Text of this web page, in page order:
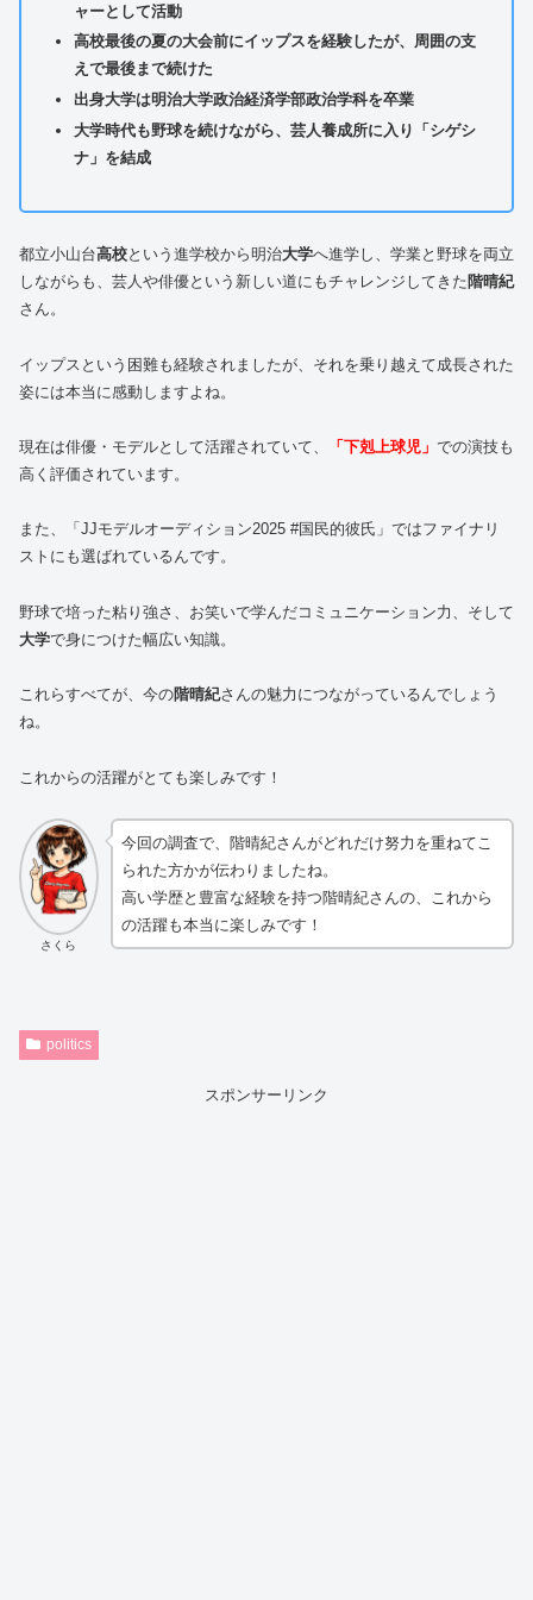
ャーとして活動
高校最後の夏の大会前にイップスを経験したが、周囲の支
えで最後まで続けた
出身大学は明治大学政治経済学部政治学科を卒業
大学時代も野球を続けながら、芸人養成所に入り「シゲシ
ナ」を結成
都立小山台高校という進学校から明治大学へ進学し、学業と野球を両立
しながらも、芸人や俳優という新しい道にもチャレンジしてきた 階晴紀
さん。
イップスという困難も経験されましたが、それを乗り越えて成長された
姿には本当に感動しますよね。
現在は俳優・モデルとして活躍されていて、 「下剋上球児」 での演技も
高く評価されています。
また、「JJモデルオーディション2025 #国民的彼氏」ではファイナリ
ストにも選ばれているんです。
野球で培った粘り強さ、お笑いで学んだコミュニケーション力、そして
大学で身につけた幅広い知識。
これらすべてが、今の階晴紀さんの魅力につながっているんでしょう
ね。
これからの活躍がとても楽しみです！
さくら
今回の調査で、階晴紀さんがどれだけ努力を重ねてこ
られた方かが伝わりましたね。
高い学歴と豊富な経験を持つ階晴紀さんの、これから
の活躍も本当に楽しみです！
politics
スポンサーリンク